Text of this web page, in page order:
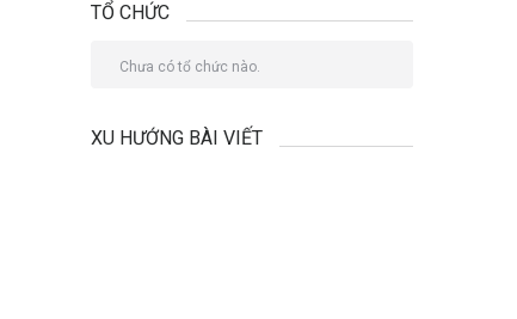
TỔ CHỨC
Chưa có tổ chức nào.
XU HƯỚNG BÀI VIẾT